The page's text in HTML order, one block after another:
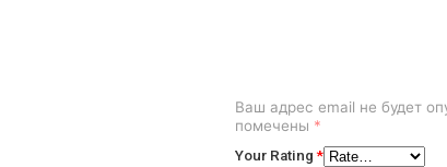
Ваш адрес email не будет
помечены *
Your Rating*